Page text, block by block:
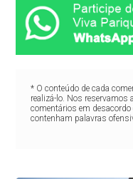
* O conteúdo de cada
realizá-lo. Nos reservamos
comentários em
contenham palavras